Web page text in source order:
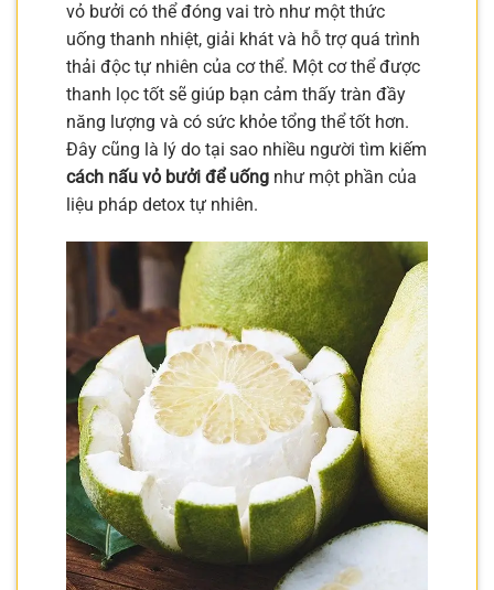
vỏ bưởi có thể đóng vai trò như một thức
uống thanh nhiệt, giải khát và hỗ trợ quá trình
thải độc tự nhiên của cơ thể. Một cơ thể được
thanh lọc tốt sẽ giúp bạn cảm thấy tràn đầy
năng lượng và có sức khỏe tổng thể tốt hơn.
Đây cũng là lý do tại sao nhiều người tìm kiếm
cách nấu vỏ bưởi để uống như một phần của
liệu pháp detox tự nhiên.